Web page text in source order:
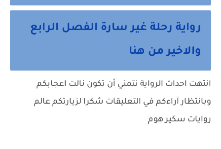
رواية رحلة غير سارة الفصل الرابع
والاخير من هنا
انتهت احداث الرواية نتمني أن تكون نالت اعجابكم
وبانتظار آراءكم في التعليقات شكرا لزيارتكم عالم
روايات سكير هوم